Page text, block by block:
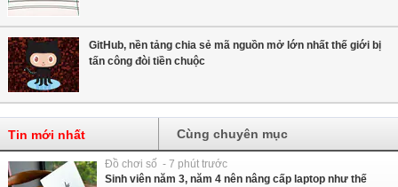
GitHub, nền tảng chia sẻ mã nguồn mở lớn nhất thế giới bị
tấn công đòi tiền chuộc
Tin mới nhất Cùng chuyên mục
Đồ chơi số - 7 phút trước
Sinh viên năm 3, năm 4 nên nâng cấp laptop như thế